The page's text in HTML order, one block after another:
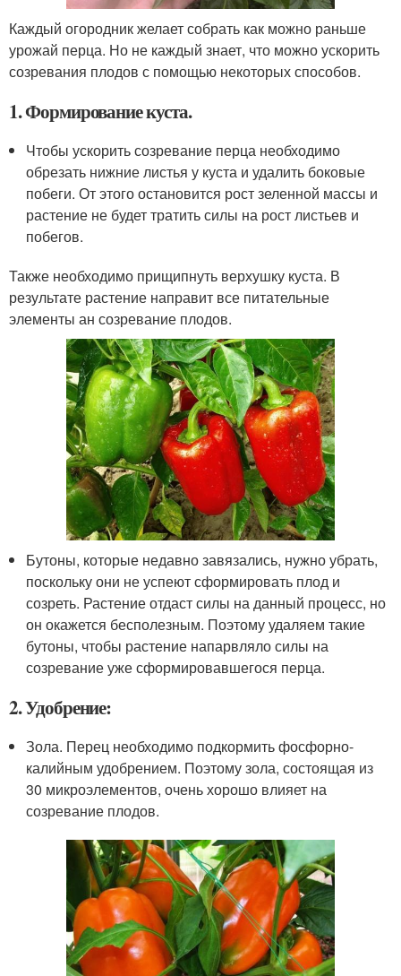
Каждый огородник желает собрать как можно раньше
урожай перца. Но не каждый знает, что можно ускорить
созревания плодов с помощью некоторых способов.
1. Формирование куста.
Чтобы ускорить созревание перца необходимо
обрезать нижние листья у куста и удалить боковые
побеги. От этого остановится рост зеленной массы и
растение не будет тратить силы на рост листьев и
побегов.
Также необходимо прищипнуть верхушку куста. В
результате растение направит все питательные
элементы ан созревание плодов.
Бутоны, которые недавно завязались, нужно убрать,
поскольку они не успеют сформировать плод и
созреть. Растение отдаст силы на данный процесс, но
он окажется бесполезным. Поэтому удаляем такие
бутоны, чтобы растение напарвляло силы на
созревание уже сформировавшегося перца.
2. Удобрение:
Зола. Перец необходимо подкормить фосфорно-
калийным удобрением. Поэтому зола, состоящая из
30 микроэлементов, очень хорошо влияет на
созревание плодов.